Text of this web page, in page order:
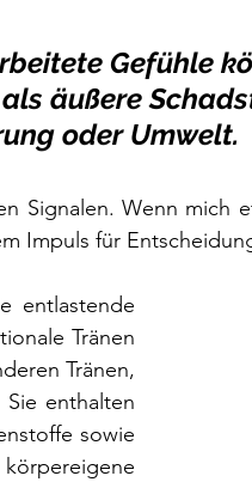
Gefühle
äußere
oder Umwelt.
Signalen. Wenn mich
Impuls für
entlastende
Tränen
Tränen,
enthalten
sowie